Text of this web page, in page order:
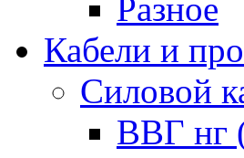
Разное
Кабели и
Силовой
ВВГ нг